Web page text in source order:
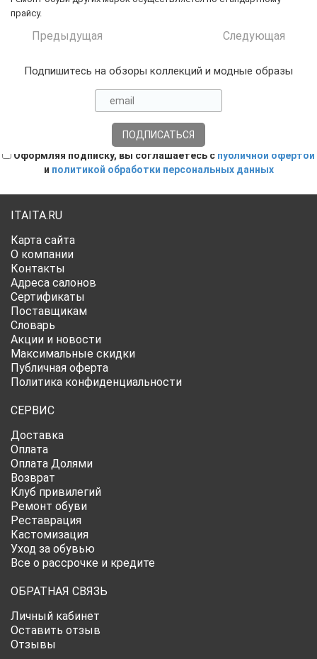
прайсу.
Предыдущая Следующая
Подпишитесь на обзоры коллекций и модные образы
Оформляя подписку, вы соглашаетесь с публичной офертой
и политикой обработки персональных данных
ITAITA.RU
Карта сайта
О компании
Контакты
Адреса салонов
Сертификаты
Поставщикам
Словарь
Акции и новости
Максимальные скидки
Публичная оферта
Политика конфиденциальности
СЕРВИС
Доставка
Оплата
Оплата Долями
Возврат
Клуб привилегий
Ремонт обуви
Реставрация
Кастомизация
Уход за обувью
Все о рассрочке и кредите
ОБРАТНАЯ СВЯЗЬ
Личный кабинет
Оставить отзыв
Отзывы